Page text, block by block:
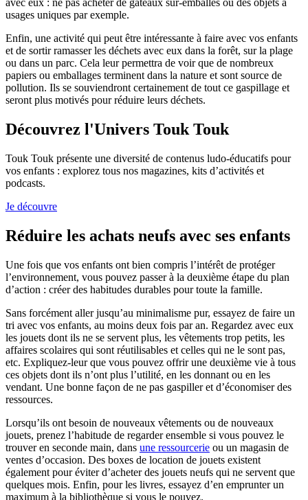
avec eux : ne pas acheter de gâteaux sur-emballés ou des objets à
usages uniques par exemple.
Enfin, une activité qui peut être intéressante à faire avec vos enfants
et de sortir ramasser les déchets avec eux dans la forêt, sur la plage
ou dans un parc. Cela leur permettra de voir que de nombreux
papiers ou emballages terminent dans la nature et sont source de
pollution. Ils se souviendront certainement de tout ce gaspillage et
seront plus motivés pour réduire leurs déchets.
Découvrez l'Univers Touk Touk
Touk Touk présente une diversité de contenus ludo-éducatifs pour
vos enfants : explorez tous nos magazines, kits d’activités et
podcasts.
Je découvre
Réduire les achats neufs avec ses enfants
Une fois que vos enfants ont bien compris l’intérêt de protéger
l’environnement, vous pouvez passer à la deuxième étape du plan
d’action : créer des habitudes durables pour toute la famille.
Sans forcément aller jusqu’au minimalisme pur, essayez de faire un
tri avec vos enfants, au moins deux fois par an. Regardez avec eux
les jouets dont ils ne se servent plus, les vêtements trop petits, les
affaires scolaires qui sont réutilisables et celles qui ne le sont pas,
etc. Expliquez-leur que vous pouvez offrir une deuxième vie à tous
ces objets dont ils n’ont plus l’utilité, en les donnant ou en les
vendant. Une bonne façon de ne pas gaspiller et d’économiser des
ressources.
Lorsqu’ils ont besoin de nouveaux vêtements ou de nouveaux
jouets, prenez l’habitude de regarder ensemble si vous pouvez le
trouver en seconde main, dans une ressourcerie ou un magasin de
ventes d’occasion. Des boxes de location de jouets existent
également pour éviter d’acheter des jouets neufs qui ne servent que
quelques mois. Enfin, pour les livres, essayez d’en emprunter un
maximum à la bibliothèque si vous le pouvez.